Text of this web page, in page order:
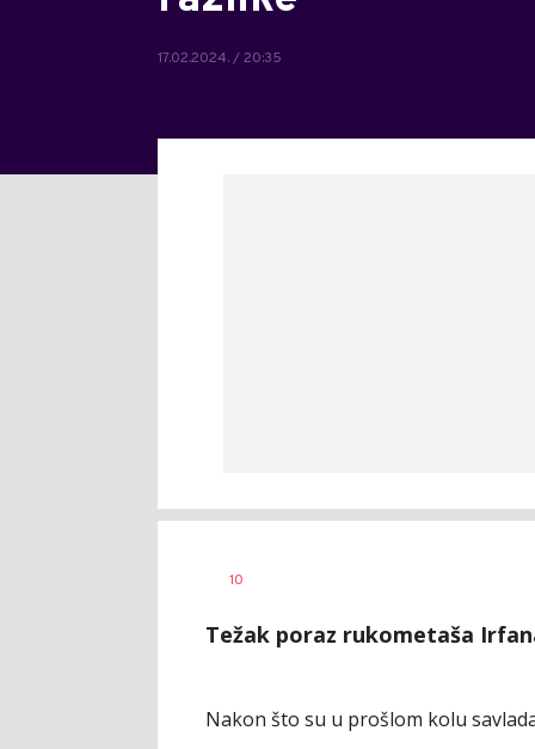
17.02.2024. / 20:35
AUTOR
10
Težak poraz rukometaša
Nakon što su u prošlom kolu